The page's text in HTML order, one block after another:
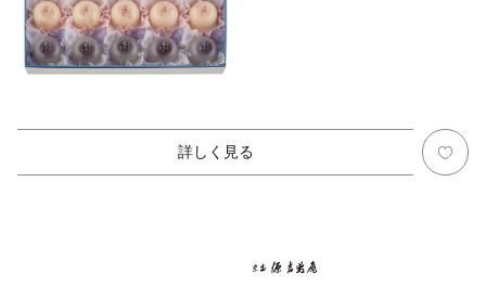
詳しく見る